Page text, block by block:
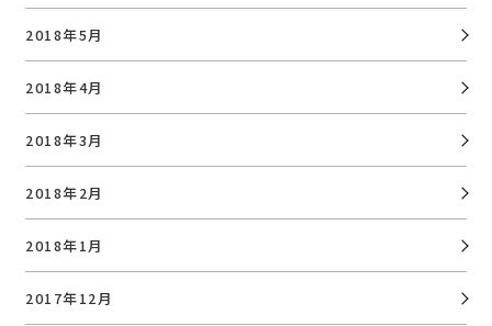
2018年5月
2018年4月
2018年3月
2018年2月
2018年1月
2017年12月